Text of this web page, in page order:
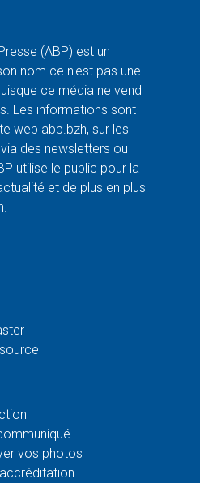
(ABP) est un
nom ce n'est pas une
ce média ne vend
Les informations sont
web abp.bzh, sur les
des newsletters ou
utilise le public pour la
et de plus en plus
vos photos